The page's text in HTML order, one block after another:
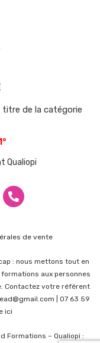
titre de la catégorie
Qualiopi
de vente
: nous mettons tout en
aux personnes
Contactez votre référent
| 07 63 59
ici
Formations – Qualiopi :